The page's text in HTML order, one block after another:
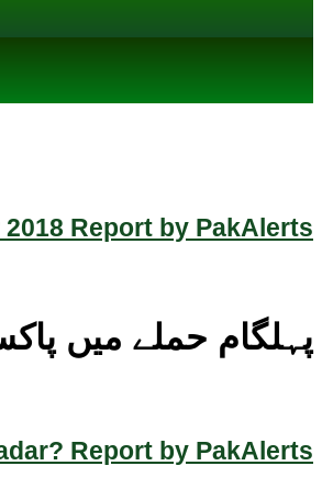
Report by PakAlerts
Report by PakAlerts
پہلگام حملے میں